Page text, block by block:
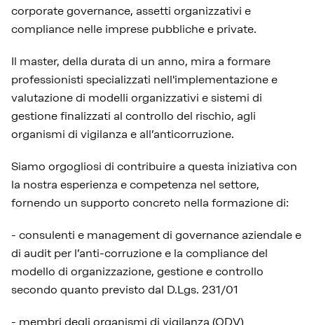
corporate governance, assetti organizzativi e
compliance nelle imprese pubbliche e private.
Il master, della durata di un anno, mira a formare
professionisti specializzati nell'implementazione e
valutazione di modelli organizzativi e sistemi di
gestione finalizzati al controllo del rischio, agli
organismi di vigilanza e all’anticorruzione.
Siamo orgogliosi di contribuire a questa iniziativa con
la nostra esperienza e competenza nel settore,
fornendo un supporto concreto nella formazione di:
- consulenti e management di governance aziendale e
di audit per l’anti-corruzione e la compliance del
modello di organizzazione, gestione e controllo
secondo quanto previsto dal D.Lgs. 231/01
- membri degli organismi di vigilanza (ODV)